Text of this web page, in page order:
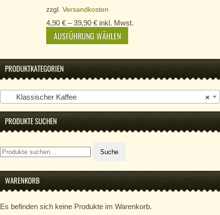
zzgl. Versandkosten
4,90 € –39,90 € inkl. Mwst.
AUSFÜHRUNG WÄHLEN
PRODUKTKATEGORIEN
×
Klassischer Kaffee
PRODUKTE SUCHEN
Suche
nach:
Suche
WARENKORB
Es befinden sich keine Produkte im Warenkorb.